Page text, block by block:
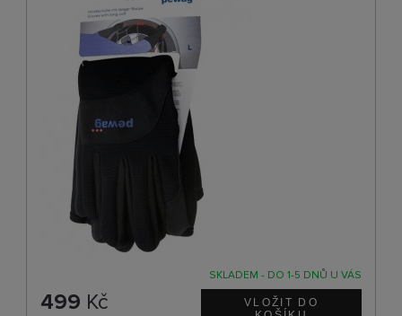
SKLADEM - DO 1-5 DNŮ U VÁS
499 Kč